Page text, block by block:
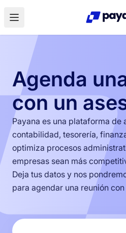
Agenda
con un
Payana es una plataforma de
contabilidad, tesorería,
optimiza procesos
empresas sean más
Deja tus datos y nos
para agendar una reunión con